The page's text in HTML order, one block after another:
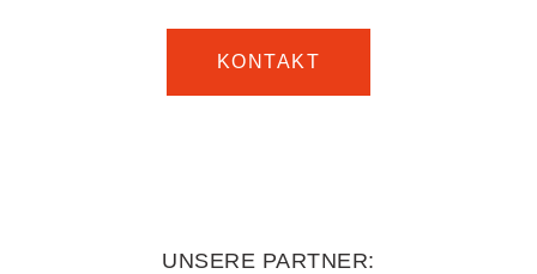
KONTAKT
UNSERE PARTNER: